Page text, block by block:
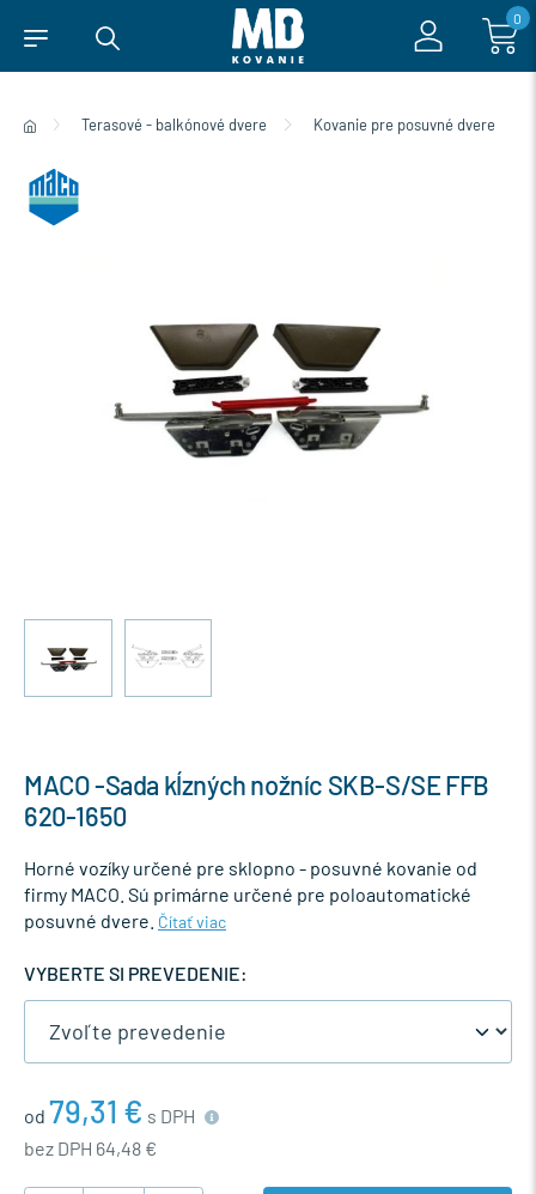
0
Terasové - balkónové dvere Kovanie pre posuvné dvere
MACO -Sada kĺzných nožníc SKB-S/SE FFB
620-1650
Horné vozíky určené pre sklopno - posuvné kovanie od
firmy MACO. Sú primárne určené pre poloautomatické
posuvné dvere. Čítať viac
VYBERTE SI PREVEDENIE:
od 79,31 € s DPH
bez DPH 64,48 €